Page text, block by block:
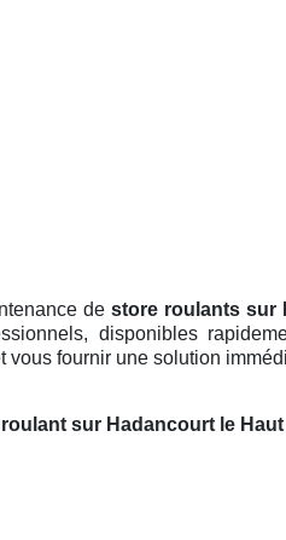
de store roulants sur
disponibles
vous fournir une solution
sur Hadancourt le